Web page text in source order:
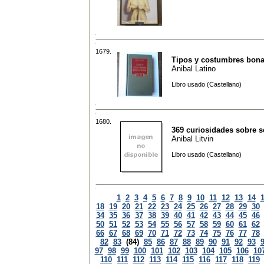
1679.
Tipos y costumbres
Anibal Latino
Libro usado (Castellano)
1680.
369 curiosidades sobre
Anibal Litvin
Libro usado (Castellano)
1 2 3 4 5 6 7 8 9 10 11 12 13 14
18 19 20 21 22 23 24 25 26 27 28 29 30
34 35 36 37 38 39 40 41 42 43 44 45 46
50 51 52 53 54 55 56 57 58 59 60 61 62
66 67 68 69 70 71 72 73 74 75 76 77 78
82 83 (84) 85 86 87 88 89 90 91 92 93
97 98 99 100 101 102 103 104 105 106
110 111 112 113 114 115 116 117 118 119